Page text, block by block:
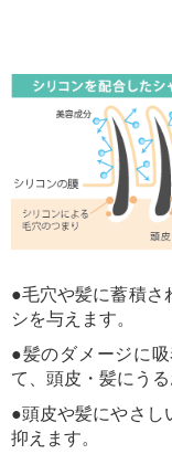
●毛穴や髪に蓄積さ
シを与えます。
●髪のダメージに
て、頭皮・髪にう
●頭皮や髪にやさし
抑えます。